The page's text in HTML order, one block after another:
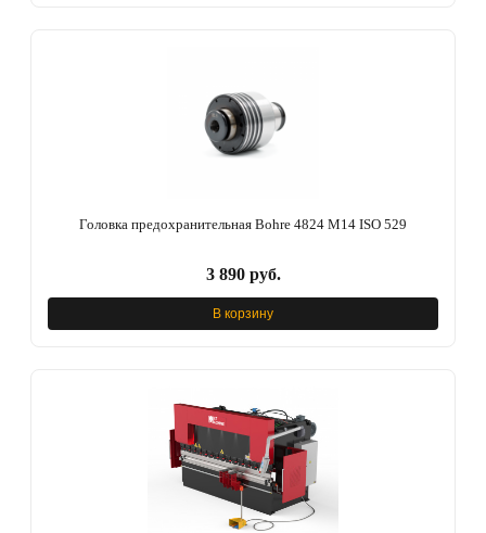
Головка предохранительная Bohre 4824 М14 ISO 529
3 890 руб.
В корзину